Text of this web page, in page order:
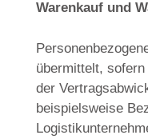
Warenkauf und
übermittelt,
der
beispielsweise